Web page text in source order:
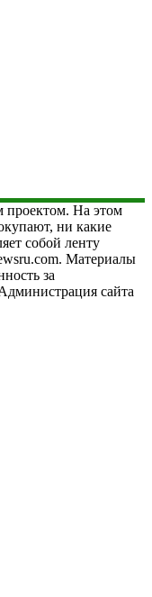
проектом. На этом
ни какие
собой ленту
Материалы
за
сайта